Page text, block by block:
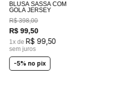
BLUSA SASSÁ COM
GOLA JERSEY
R$ 398,00
R$ 99,50
1x de R$ 99, 50
sem juros
-5% no pix